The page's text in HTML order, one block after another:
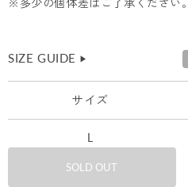
※多少の個体差はご了承ください。
SIZE GUIDE ▶︎
サイズ
L
SOLD OUT